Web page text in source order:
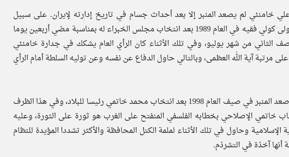
خامنئي لم يصعد المنبر إلا بعد أحداث جسام في تاريخ إدارته لإيران. على سبيل
المثال: خطب خامنئي الجمعة للمرة الأولى كولي فقيه في العام 1989 بعد انتخاب مجلس الخبراء له بمناسبة مضي أربعين يوما
الثاني من شهر يوليو، وفي تلك الأثناء كان الرأي العام يشكك في جدارة خامنئي
آية الله العظمى، وبالتالي حاول الدفاع عن نفسه وعن توليه السلطة أمام الرأي
بعد ذلك بنحو 8 سنوات عاد خامنئي وصعد المنبر في صيف العام 1998 بعد انتخاب محمد خاتمي رئيسا للبلاد، وفي هذا الظرف
خاتمي الإصلاحي بخطابه الفلسفي المنفتح على الغرب هو ثورة على الثورة، وعليه
وحاول في تلك الأثناء لملمة الكتل المحافظة والأكثر تشددا المؤيدة للنظام
أنها آخذة في التشرذم.